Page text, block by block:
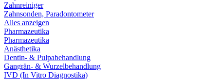
Zahnreiniger
Zahnsonden, Paradontometer
Alles anzeigen
Pharmazeutika
Pharmazeutika
Anästhetika
Dentin- & Pulpabehandlung
Gangrän- & Wurzelbehandlung
IVD (In Vitro Diagnostika)